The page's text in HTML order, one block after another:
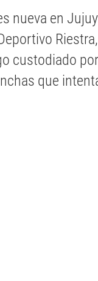
nueva en
custodiado
que